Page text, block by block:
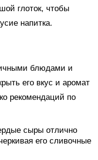
глоток, чтобы
напитка.
блюдами и
его вкус и аромат
рекомендаций по
сыры отлично
его сливочные